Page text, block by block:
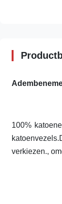
100%
verkiezen.,